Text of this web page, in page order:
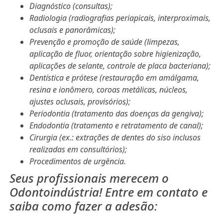
Diagnóstico (consultas);
Radiologia (radiografias periapicais, interproximais,
oclusais e panorâmicas);
Prevenção e promoção de saúde (limpezas,
aplicação de fluor, orientação sobre higienização,
aplicações de selante, controle de placa bacteriana);
Dentística e prótese (restauração em amálgama,
resina e ionômero, coroas metálicas, núcleos,
ajustes oclusais, provisórios);
Periodontia (tratamento das doenças da gengiva);
Endodontia (tratamento e retratamento de canal);
Cirurgia (ex.: extrações de dentes do siso inclusos
realizadas em consultórios);
Procedimentos de urgência.
Seus profissionais merecem o
Odontoindústria! Entre em contato e
saiba como fazer a adesão: